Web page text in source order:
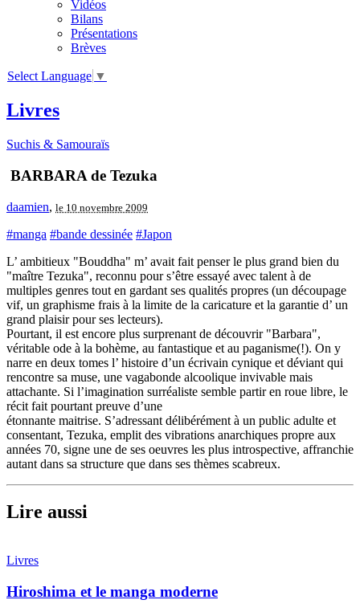
Vidéos
Bilans
Présentations
Brèves
Select Language ▼
Livres
Suchis & Samouraïs
BARBARA de Tezuka
daamien, le 10 novembre 2009
#manga #bande dessinée #Japon
L’ ambitieux "Bouddha" m’ avait fait penser le plus grand bien du
"maître Tezuka", reconnu pour s’être essayé avec talent à de
multiples genres tout en gardant ses qualités propres (un découpage
vif, un graphisme frais à la limite de la caricature et la garantie d’ un
grand plaisir pour ses lecteurs).
Pourtant, il est encore plus surprenant de découvrir "Barbara",
véritable ode à la bohème, au fantastique et au paganisme(!). On y
narre en deux tomes l’ histoire d’un écrivain cynique et déviant qui
rencontre sa muse, une vagabonde alcoolique invivable mais
attachante. Si l’imagination surréaliste semble partir en roue libre, le
récit fait pourtant preuve d’une
étonnante maitrise. S’adressant délibérément à un public adulte et
consentant, Tezuka, emplit des vibrations anarchiques propre aux
années 70, signe une de ses oeuvres les plus introspective, affranchie
autant dans sa structure que dans ses thèmes scabreux.
Lire aussi
Livres
Hiroshima et le manga moderne